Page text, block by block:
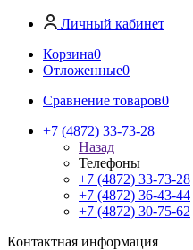
Личный кабинет
Корзина0
Отложенные0
Сравнение товаров0
+7 (4872) 33-73-28
Назад
Телефоны
+7 (4872) 33-73-28
+7 (4872) 36-43-44
+7 (4872) 30-75-62
Контактная информация